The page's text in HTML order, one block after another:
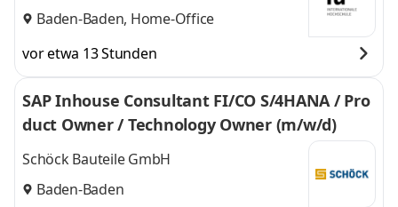
Baden-Baden, Home-Office
vor etwa 13 Stunden
SAP Inhouse Consultant FI/CO S/4HANA / Pro
duct Owner / Technology Owner (m/w/d)
Schöck Bauteile GmbH
Baden-Baden